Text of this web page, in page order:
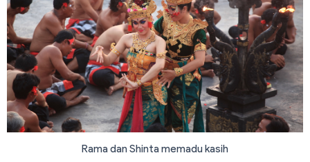
Rama dan Shinta memadu kasih